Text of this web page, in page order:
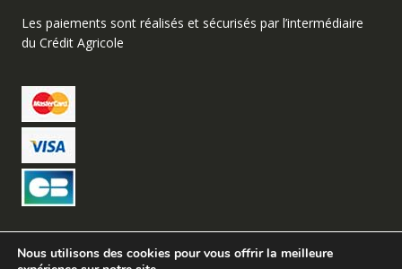
Les paiements sont réalisés et sécurisés par l’intermédiaire
du Crédit Agricole
Nous utilisons des cookies pour vous offrir la meilleure